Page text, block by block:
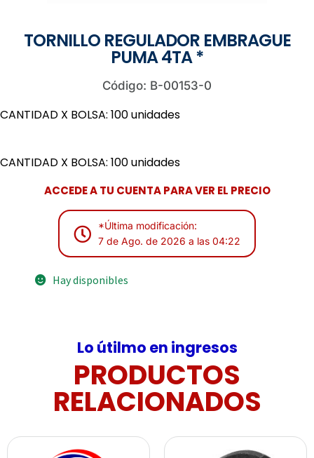
TORNILLO REGULADOR EMBRAGUE
PUMA 4TA *
Código: B-00153-0
CANTIDAD X BOLSA: 100 unidades
CANTIDAD X BOLSA: 100 unidades
ACCEDE A TU CUENTA PARA VER EL PRECIO
*Última modificación:
7 de Ago. de 2026 a las 04:22
Hay disponibles
Lo útilmo en ingresos
PRODUCTOS
RELACIONADOS